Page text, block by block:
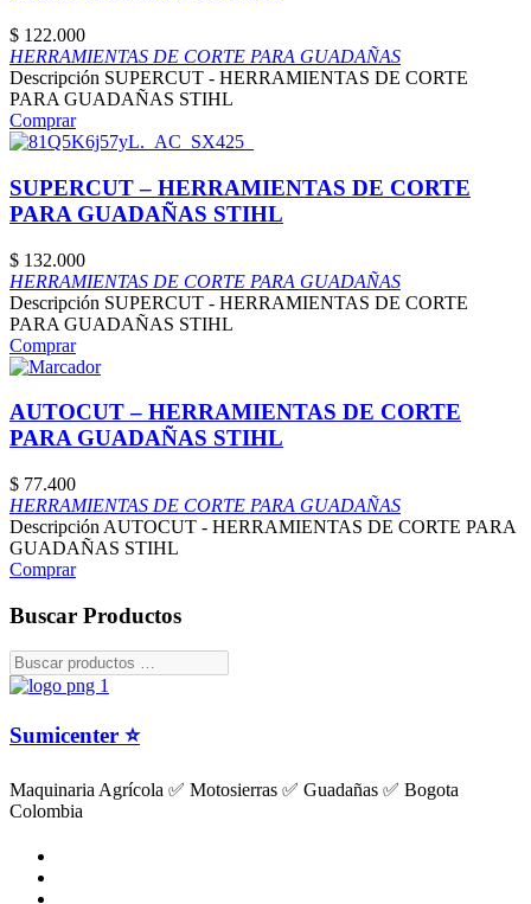
$ 122.000
HERRAMIENTAS DE CORTE PARA GUADAÑAS
Descripción SUPERCUT - HERRAMIENTAS DE CORTE
PARA GUADAÑAS STIHL
Comprar
SUPERCUT – HERRAMIENTAS DE CORTE
PARA GUADAÑAS STIHL
$ 132.000
HERRAMIENTAS DE CORTE PARA GUADAÑAS
Descripción SUPERCUT - HERRAMIENTAS DE CORTE
PARA GUADAÑAS STIHL
Comprar
AUTOCUT – HERRAMIENTAS DE CORTE
PARA GUADAÑAS STIHL
$ 77.400
HERRAMIENTAS DE CORTE PARA GUADAÑAS
Descripción AUTOCUT - HERRAMIENTAS DE CORTE PARA
GUADAÑAS STIHL
Comprar
Buscar Productos
Sumicenter ⭐
Maquinaria Agrícola ✅ Motosierras ✅ Guadañas ✅ Bogota
Colombia